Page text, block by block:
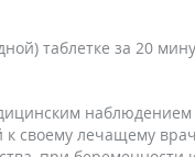
таблетке за 20
к своему лечащему